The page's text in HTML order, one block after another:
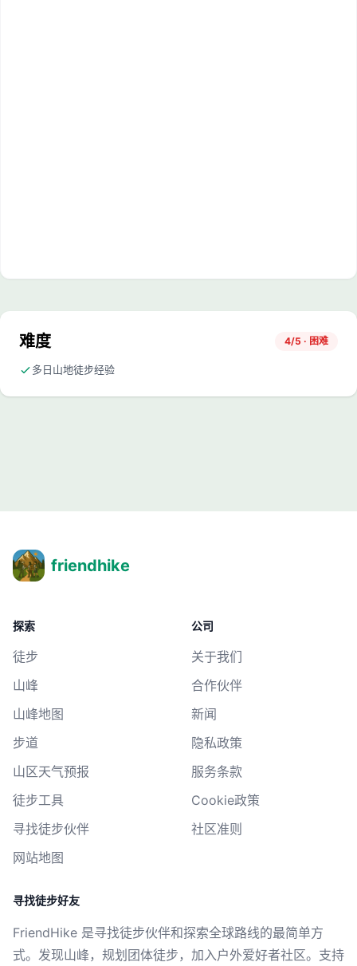
难度 4/5 · 困难
多日山地徒步经验
friendhike
探索
徒步
山峰
山峰地图
步道
山区天气预报
徒步工具
寻找徒步伙伴
网站地图
公司
关于我们
合作伙伴
新闻
隐私政策
服务条款
Cookie政策
社区准则
寻找徒步好友
FriendHike 是寻找徒步伙伴和探索全球路线的最简单方
式。发现山峰，规划团体徒步，加入户外爱好者社区。支持